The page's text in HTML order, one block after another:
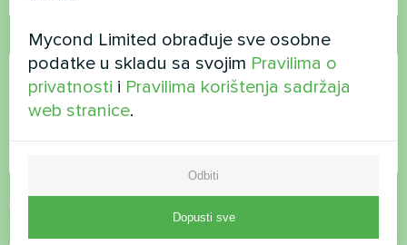
Komentar
Sigurnosna provjera*
Mycond Limited obrađuje sve osobne
podatke u skladu sa svojim Pravilima o
privatnosti i Pravilima korištenja sadržaja
web stranice.
Odbiti
Dopusti sve